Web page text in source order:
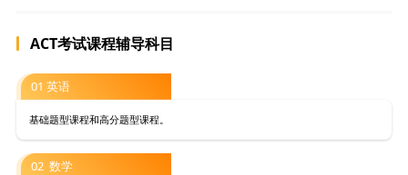
ACT考试课程辅导科目
01 英语
基础题型课程和高分题型课程。
02 数学